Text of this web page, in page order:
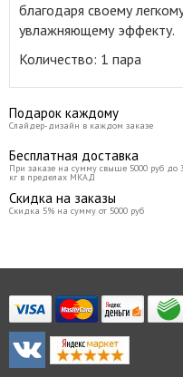
благодаря своему
увлажняющему эффекту.
Количество: 1 пара
Подарок каждому
Слайдер-дизайн в каждом заказе
Бесплатная доставка
При заказе на сумму свыше 5000 руб до
кг в пределах МКАД
Скидка на заказы
Скидка 5% на сумму от 5000 руб